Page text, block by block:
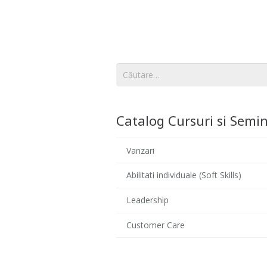
Caută
Catalog Cursuri si
Vanzari
Abilitati individuale (Soft Skills)
Leadership
Customer Care